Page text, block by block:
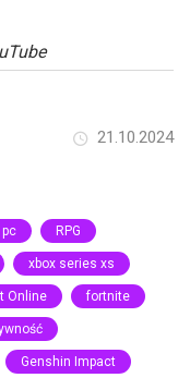
21.10.2024
pc RPG
xbox series xs
Online fortnite
Genshin Impact